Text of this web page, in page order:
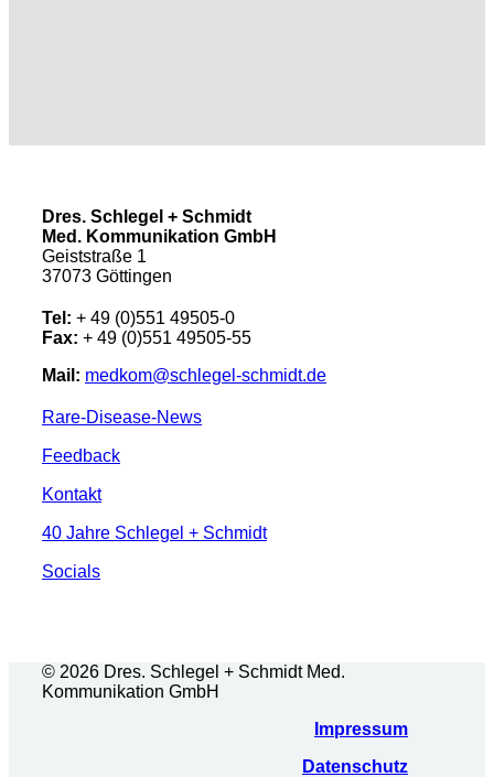
Dres. Schlegel + Schmidt
Med. Kommunikation GmbH
Geiststraße 1
37073 Göttingen
Tel: + 49 (0)551 49505-0
Fax: + 49 (0)551 49505-55
Mail: medkom@schlegel-schmidt.de
Rare-Disease-News
Feedback
Kontakt
40 Jahre Schlegel + Schmidt
Socials
© 2026 Dres. Schlegel + Schmidt Med.
Kommunikation GmbH
Impressum
Datenschutz